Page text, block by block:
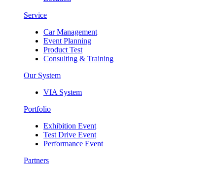
Service
Car Management
Event Planning
Product Test
Consulting & Training
Our System
VIA System
Portfolio
Exhibition Event
Test Drive Event
Performance Event
Partners